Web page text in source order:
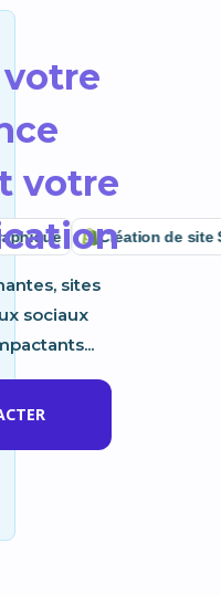
votre
sites
sociaux
Création de site